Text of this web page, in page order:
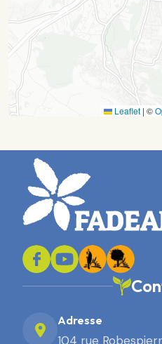
Leaflet | ©
Adresse
104 rue